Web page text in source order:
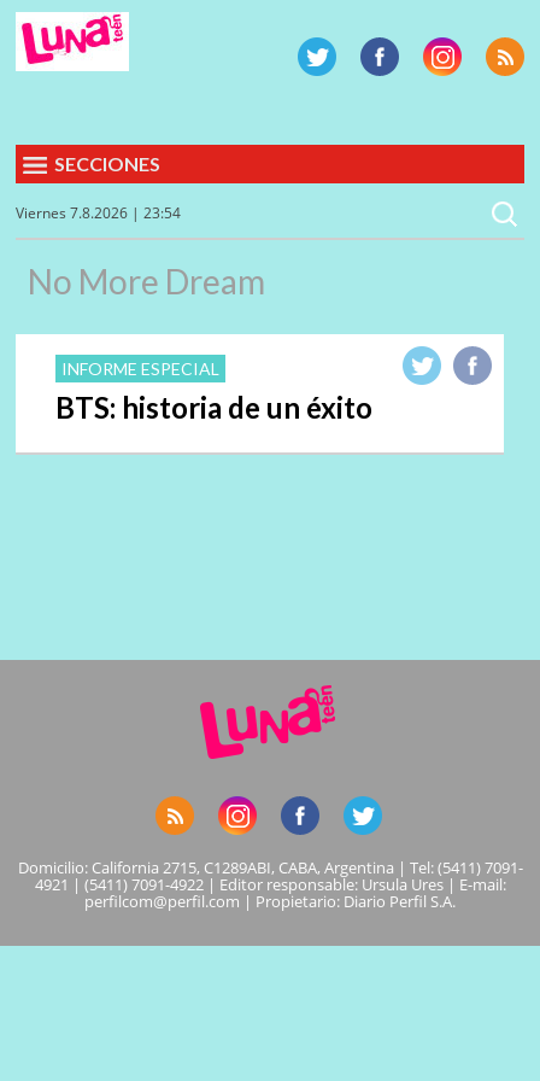
SECCIONES
Viernes 7.8.2026 | 23:54
No More Dream
INFORME ESPECIAL
BTS: historia de un éxito
Domicilio: California 2715, C1289ABI, CABA, Argentina | Tel: (5411) 7091-
4921 | (5411) 7091-4922 | Editor responsable: Ursula Ures | E-mail:
perfilcom@perfil.com | Propietario: Diario Perfil S.A.